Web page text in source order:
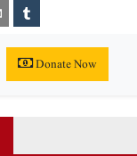
Donate Now